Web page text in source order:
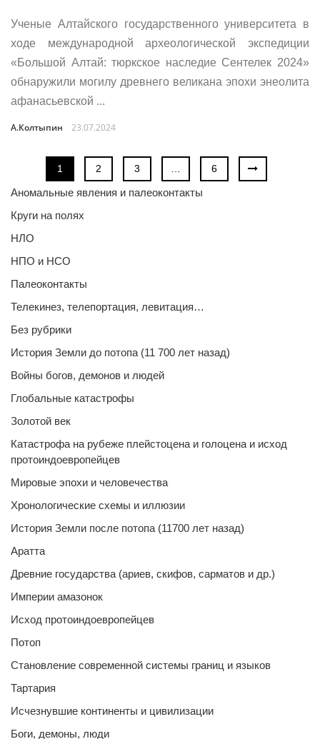
Ученые Алтайского государственного университета в
ходе международной археологической экспедиции
«Большой Алтай: тюркское наследие Сентелек 2024»
обнаружили могилу древнего великана эпохи энеолита
афанасьевской ...
А.Колтыпин 23.07.2024
1 2 3 6
Аномальные явления и палеоконтакты
Круги на полях
НЛО
НПО и НСО
Палеоконтакты
Телекинез, телепортация, левитация…
Без рубрики
История Земли до потопа (11 700 лет назад)
Войны богов, демонов и людей
Глобальные катастрофы
Золотой век
Катастрофа на рубеже плейстоцена и голоцена и исход
протоиндоевропейцев
Мировые эпохи и человечества
Хронологические схемы и иллюзии
История Земли после потопа (11700 лет назад)
Аратта
Древние государства (ариев, скифов, сарматов и др.)
Империи амазонок
Исход протоиндоевропейцев
Потоп
Становление современной системы границ и языков
Тартария
Исчезнувшие континенты и цивилизации
Боги, демоны, люди